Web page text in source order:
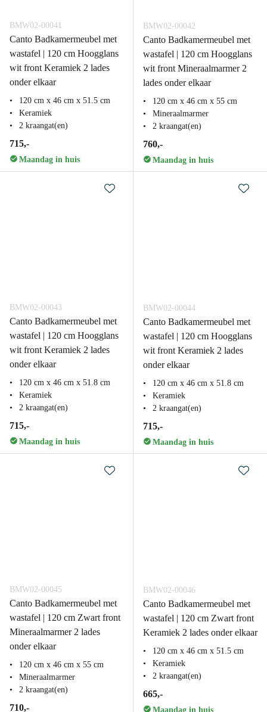
BMW02-00041
Canto Badkamermeubel met
wastafel | 120 cm Hoogglans
wit front Keramiek 2 lades
onder elkaar
120 cm x 46 cm x 51.5 cm
Keramiek
2 kraangat(en)
715,-
Maandag in huis
BMW02-00042
Canto Badkamermeubel met
wastafel | 120 cm Hoogglans
wit front Mineraalmarmer 2
lades onder elkaar
120 cm x 46 cm x 55 cm
Mineraalmarmer
2 kraangat(en)
760,-
Maandag in huis
BMW02-00043
Canto Badkamermeubel met
wastafel | 120 cm Hoogglans
wit front Keramiek 2 lades
onder elkaar
120 cm x 46 cm x 51.8 cm
Keramiek
2 kraangat(en)
715,-
Maandag in huis
BMW02-00044
Canto Badkamermeubel met
wastafel | 120 cm Hoogglans
wit front Keramiek 2 lades
onder elkaar
120 cm x 46 cm x 51.8 cm
Keramiek
2 kraangat(en)
715,-
Maandag in huis
BMW02-00045
Canto Badkamermeubel met
wastafel | 120 cm Zwart front
Mineraalmarmer 2 lades
onder elkaar
120 cm x 46 cm x 55 cm
Mineraalmarmer
2 kraangat(en)
710,-
BMW02-00046
Canto Badkamermeubel met
wastafel | 120 cm Zwart front
Keramiek 2 lades onder elkaar
120 cm x 46 cm x 51.5 cm
Keramiek
2 kraangat(en)
665,-
Maandag in huis